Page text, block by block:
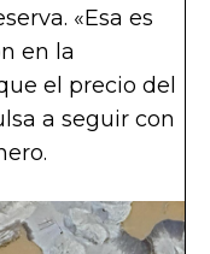
«Esa es
en la
el precio del
a seguir con